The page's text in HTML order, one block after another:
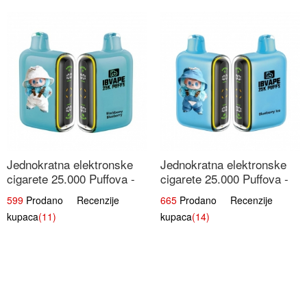
Jednokratna elektronske
cigarete 25.000 Puffova -
Kupina & Borovnica |
Šumska Voćna Mješavina
599 Prodano Recenzije
kupaca(11)
Jednokratna elektronske
cigarete 25.000 Puffova -
Jagodni Sladoled |
Kremasta Slatka Okus
665 Prodano Recenzije
kupaca(14)